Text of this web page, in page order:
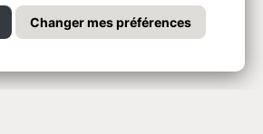
Changer mes préférences